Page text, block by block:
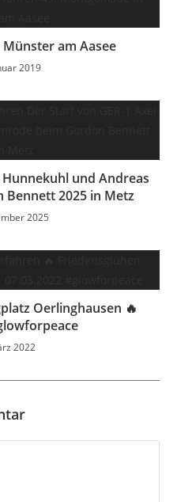
am Aasee
2019
Hunnekuhl und Andreas
2025 in Metz
2025
Oerlinghausen 🔥
2022